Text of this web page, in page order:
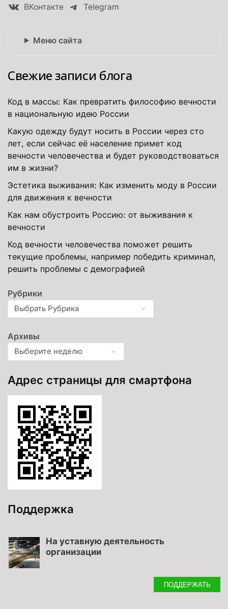
ВКонтакте Telegram
Меню сайта
Свежие записи блога
Код в массы: Как превратить философию вечности
в национальную идею России
Какую одежду будут носить в России через сто
лет, если сейчас её население примет код
вечности человечества и будет руководствоваться
им в жизни?
Эстетика выживания: Как изменить моду в России
для движения к вечности
Как нам обустроить Россию: от выживания к
вечности
Код вечности человечества поможет решить
текущие проблемы, например победить криминал,
решить проблемы с демографией
Рубрики
Архивы
Адрес страницы для смартфона
Поддержка
На уставную деятельность
организации
ПОДДЕРЖАТЬ